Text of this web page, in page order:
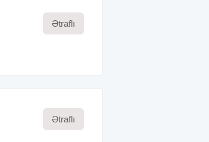
Ətraflı
Ətraflı